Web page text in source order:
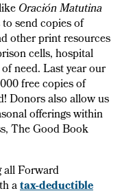
Oración Matutina
send copies of
other print resources
cells, hospital
need. Last year our
free copies of
Donors also allow us
offerings within
The Good Book
all Forward
atax-deductible